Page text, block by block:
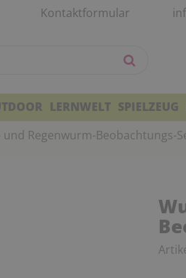
Kontaktformular
LERNWELT SPIELZEUG
und Regenwurm-Beobachtungs-